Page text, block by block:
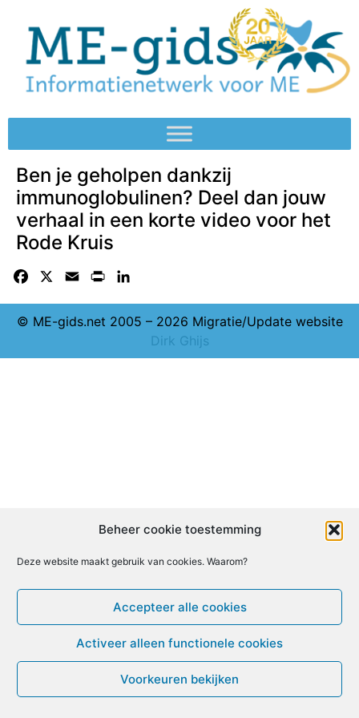
Beheer cookie toestemming
Deze website maakt gebruik van cookies. Waarom?
Accepteer alle cookies
Activeer alleen functionele cookies
Voorkeuren bekijken
Ben je geholpen dankzij
immunoglobulinen? Deel dan jouw
verhaal in een korte video voor het
Rode Kruis
Facebook Email Print
© ME-gids.net 2005 – 2026 Migratie/Update website
Dirk Ghijs